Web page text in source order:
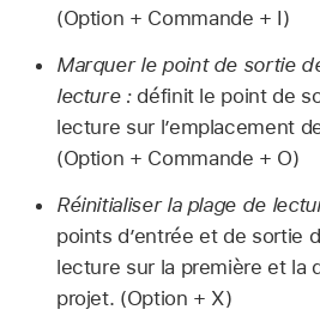
(Option + Commande + I)
Marquer le point de sortie
lecture :définit le point de
lecture sur l’emplacement
(Option + Commande + O)
Réinitialiser la plage de
points d’entrée et de sortie
lecture sur la première et la
projet. (Option + X)